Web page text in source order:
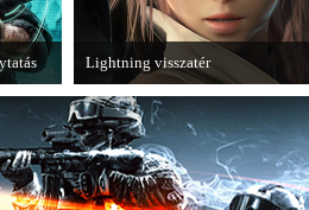
Lightning visszatér
Megjött a Lightning Returns:
Fantasy XIII című játék első
videója.